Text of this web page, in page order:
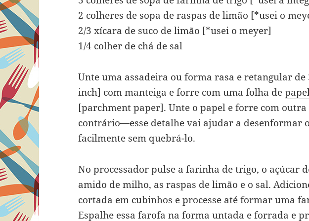
2 colheres de sopa de raspas de limão [*usei o
2/3 xícara de suco de limão [*usei o meyer]
1/4 colher de chá de sal
Unte uma assadeira ou forma rasa e retangular de
inch] com manteiga e forre com uma folha de
[parchment paper]. Unte o papel e forre com
contrário—esse detalhe vai ajudar a desenformar
facilmente sem quebrá-lo.
No processador pulse a farinha de trigo, o açúcar
amido de milho, as raspas de limão e o sal.
cortada em cubinhos e processe até formar uma
Espalhe essa farofa na forma untada e forrada e